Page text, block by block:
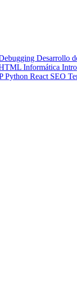
Desarrollo
Informática
Python React SEO